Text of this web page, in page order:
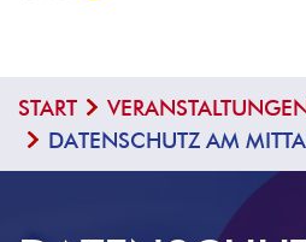
START
DATENSCHUTZ AM